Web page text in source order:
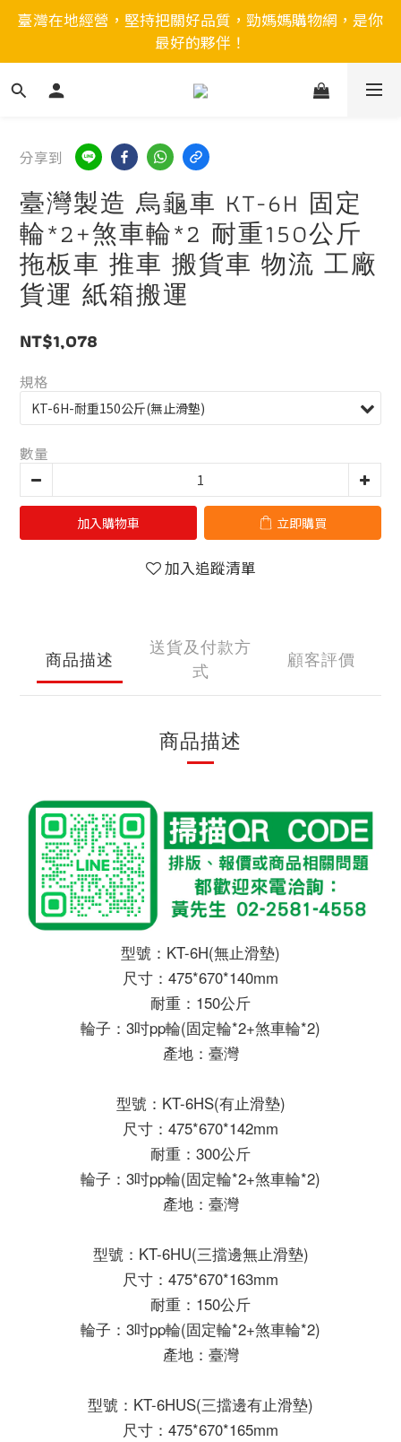
臺灣在地經營，堅持把關好品質，勁媽媽購物網，是你
最好的夥伴！
分享到
臺灣製造 烏龜車 KT-6H 固定
輪*2+煞車輪*2 耐重150公斤
拖板車 推車 搬貨車 物流 工廠
貨運 紙箱搬運
NT$1,078
規格
數量
加入購物車 立即購買
加入追蹤清單
商品描述
送貨及付款方
式
顧客評價
商品描述
型號：KT-6H(無止滑墊)
尺寸：475*670*140mm
耐重：150公斤
輪子：3吋pp輪(固定輪*2+煞車輪*2)
產地：臺灣
型號：KT-6HS(有止滑墊)
尺寸：475*670*142mm
耐重：300公斤
輪子：3吋pp輪(固定輪*2+煞車輪*2)
產地：臺灣
型號：KT-6HU(三擋邊無止滑墊)
尺寸：475*670*163mm
耐重：150公斤
輪子：3吋pp輪(固定輪*2+煞車輪*2)
產地：臺灣
型號：KT-6HUS(三擋邊有止滑墊)
尺寸：475*670*165mm